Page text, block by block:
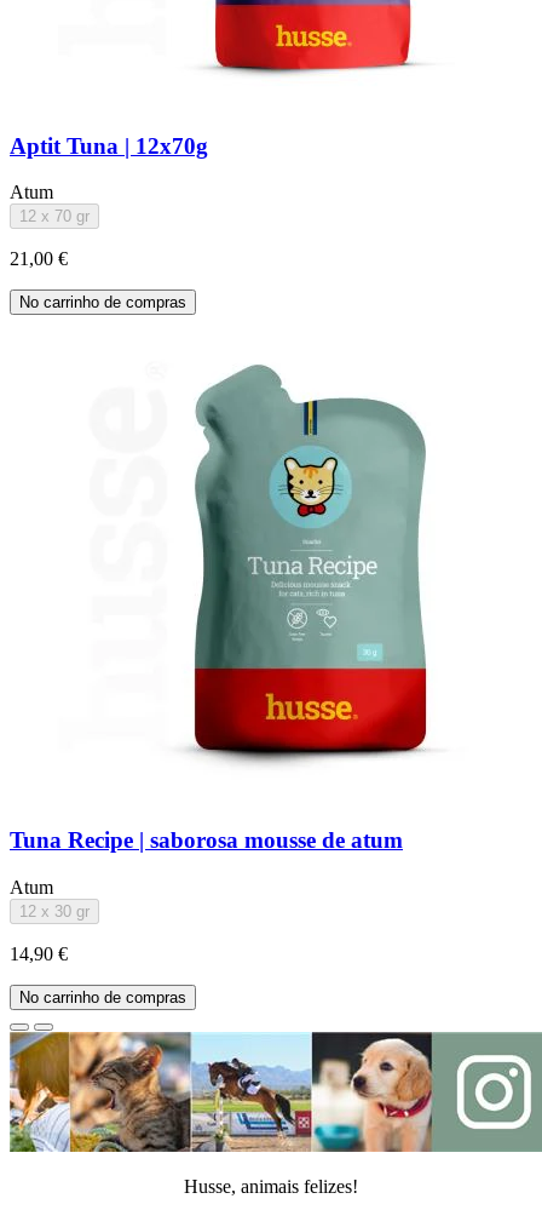
Aptit Tuna | 12x70g
Atum
12 x 70 gr
21,00 €
No carrinho de compras
Tuna Recipe | saborosa mousse de atum
Atum
12 x 30 gr
14,90 €
No carrinho de compras
Husse, animais felizes!